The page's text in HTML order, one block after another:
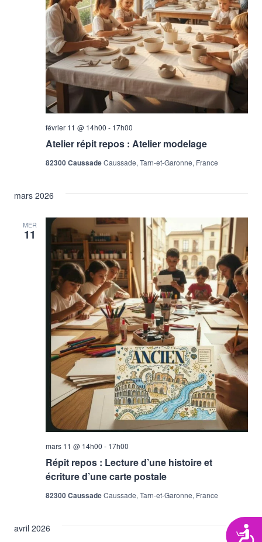
Atelier répit repos : Atelier modelage
février 11 @ 14h00 - 17h00
82300 CaussadeCaussade, Tarn-et-Garonne, France
mars 2026
MER
11
Répit repos : Lecture d’une histoire et
écriture d’une carte postale
mars 11 @ 14h00 - 17h00
82300 CaussadeCaussade, Tarn-et-Garonne, France
avril 2026